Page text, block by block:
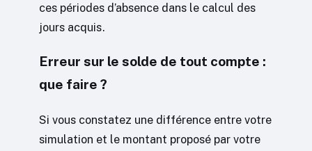
ces périodes d’absence dans le calcul des
jours acquis.
Erreur sur le solde de tout compte :
que faire ?
Si vous constatez une différence entre votre
simulation et le montant proposé par votre